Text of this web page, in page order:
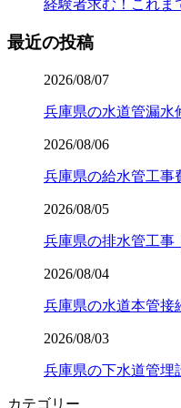
経験者求む！これま
最近の投稿
2026/08/07
兵庫県の水道管漏水
2026/08/06
兵庫県の給水管工事
2026/08/05
兵庫県の排水管工事
2026/08/04
兵庫県の水道本管接
2026/08/03
兵庫県の下水道管埋
カテゴリー